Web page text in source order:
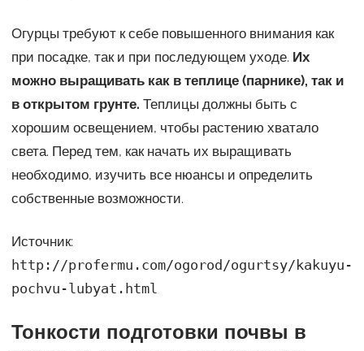
Огурцы требуют к себе повышенного внимания как
при посадке, так и при последующем уходе. Их
можно выращивать как в теплице (парнике), так и
в открытом грунте. Теплицы должны быть с
хорошим освещением, чтобы растению хватало
света. Перед тем, как начать их выращивать
необходимо, изучить все нюансы и определить
собственные возможности.
Источник:
http://profermu.com/ogorod/ogurtsy/kakuyu-
pochvu-lubyat.html
Тонкости подготовки почвы в